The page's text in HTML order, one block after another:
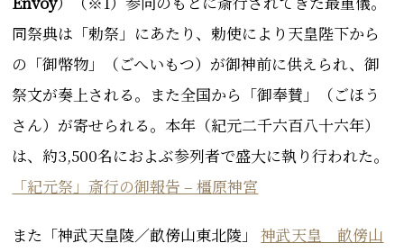
同祭典は「勅祭」にあたり、勅使により天皇陛下から
の「御幣物」（ごへいもつ）が御神前に供えられ、御
祭文が奏上される。また全国から「御奉賛」（ごほう
さん）が寄せられる。本年（紀元二千六百八十六年）
は、 約3,500名におよぶ参列者で盛大に執り行われた。
「紀元祭」斎行の御報告 – 橿原神宮
また 「神武天皇陵／畝傍山東北陵」神武天皇 畝傍山